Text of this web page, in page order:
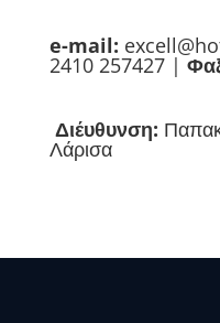
e-mail:
2410 257427 |
Διέυθυνση:
Λάρισα